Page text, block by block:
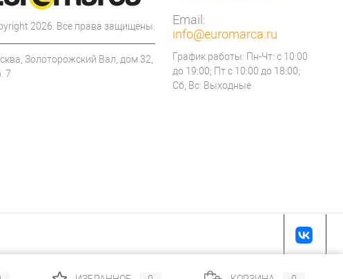
2026. Все права защищены.
Золоторожский Вал, дом 32,
7
Email:
info@euromarca.ru
График работы: Пн-Чт: с 10:00
до 19:00; Пт с 10:00 до 18:00;
Сб, Вс: Выходные